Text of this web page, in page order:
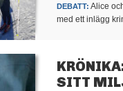
DEBATT: Alice
med ett inlägg
SITT